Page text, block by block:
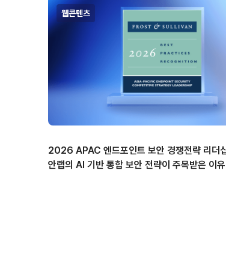
웹콘텐츠
2026 APAC 엔드포인트 보안 경쟁전략 리더
안랩의 AI 기반 통합 보안 전략이 주목받은 이유